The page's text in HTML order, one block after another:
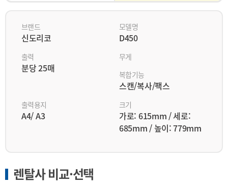
브랜드
신도리코
모델명
D450
출력
분당 25매
무게
복합기능
스캔/복사/팩스
출력용지
A4/ A3
크기
가로: 615mm / 세로:
685mm / 높이: 779mm
렌탈사 비교·선택